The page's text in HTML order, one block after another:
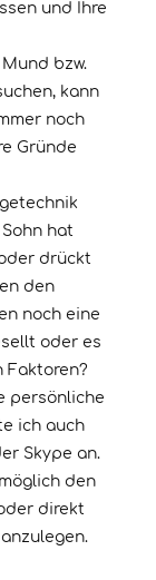
und Ihre
bzw.
kann
noch
Gründe
hat
drückt
den
noch eine
oder es
Faktoren?
persönliche
ich auch
Skype an.
den
direkt